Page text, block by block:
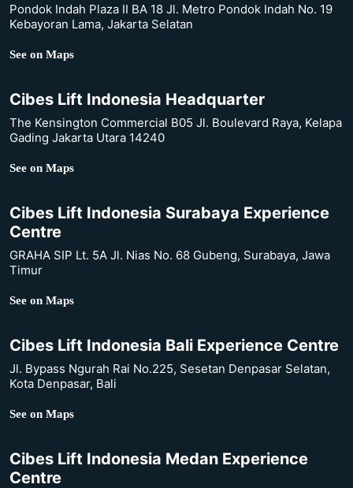
Pondok Indah Plaza II BA 18 Jl. Metro Pondok Indah No. 19
Kebayoran Lama, Jakarta Selatan
See on Maps
Cibes Lift Indonesia Headquarter
The Kensington Commercial B05 Jl. Boulevard Raya, Kelapa
Gading Jakarta Utara 14240
See on Maps
Cibes Lift Indonesia Surabaya Experience
Centre
GRAHA SIP Lt. 5A Jl. Nias No. 68 Gubeng, Surabaya, Jawa
Timur
See on Maps
Cibes Lift Indonesia Bali Experience Centre
Jl. Bypass Ngurah Rai No.225, Sesetan Denpasar Selatan,
Kota Denpasar, Bali
See on Maps
Cibes Lift Indonesia Medan Experience
Centre